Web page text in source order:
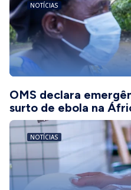
NOTÍCIAS
OMS declara
surto de ebola na
NOTÍCIAS